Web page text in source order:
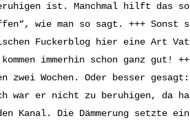
ist. Manchmal hilft das
wie man so sagt. +++ Sonst
Fuckerblog hier eine Art
immerhin schon ganz
zwei Wochen. Oder besser
war er nicht zu beruhigen, da
Kanal. Die Dämmerung